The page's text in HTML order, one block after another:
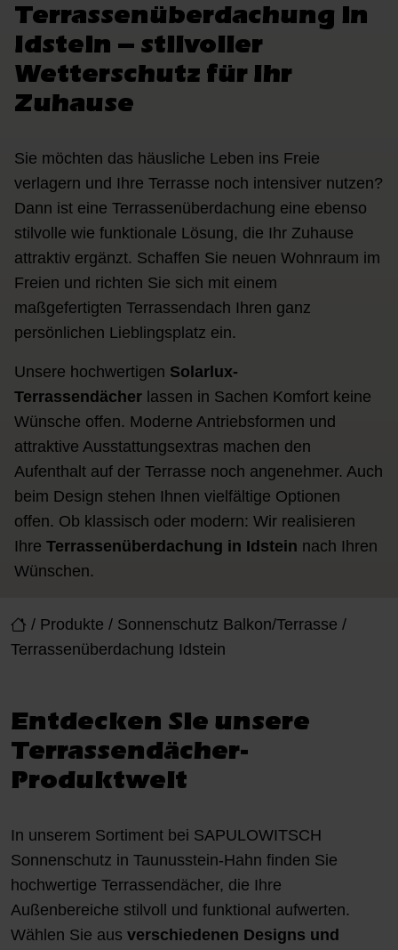
/ Produkte / Sonnenschutz Balkon/Terrasse /
Terrassenüberdachung Idstein
Terrassenüberdachung in
Idstein – stilvoller
Wetterschutz für Ihr
Zuhause
Sie möchten das häusliche Leben ins Freie
verlagern und Ihre Terrasse noch intensiver nutzen?
Dann ist eine Terrassenüberdachung eine ebenso
stilvolle wie funktionale Lösung, die Ihr Zuhause
attraktiv ergänzt. Schaffen Sie neuen Wohnraum im
Freien und richten Sie sich mit einem
maßgefertigten Terrassendach Ihren ganz
persönlichen Lieblingsplatz ein.
Unsere hochwertigen Solarlux-
Terrassendächer lassen in Sachen Komfort keine
Wünsche offen. Moderne Antriebsformen und
attraktive Ausstattungsextras machen den
Aufenthalt auf der Terrasse noch angenehmer. Auch
beim Design stehen Ihnen vielfältige Optionen
offen. Ob klassisch oder modern: Wir realisieren
Ihre Terrassenüberdachung in Idstein nach Ihren
Wünschen.
Entdecken Sie unsere
Terrassendächer-
Produktwelt
In unserem Sortiment bei SAPULOWITSCH
Sonnenschutz in Taunusstein-Hahn finden Sie
hochwertige Terrassendächer, die Ihre
Außenbereiche stilvoll und funktional aufwerten.
Wählen Sie aus verschiedenen Designs und